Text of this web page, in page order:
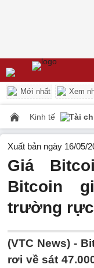
Mới nhất Xem
Kinh tế Tài
Xuất bản ngày 16/05/
Giá
Bitcoin
trường
(VTC News) -
rơi về sát